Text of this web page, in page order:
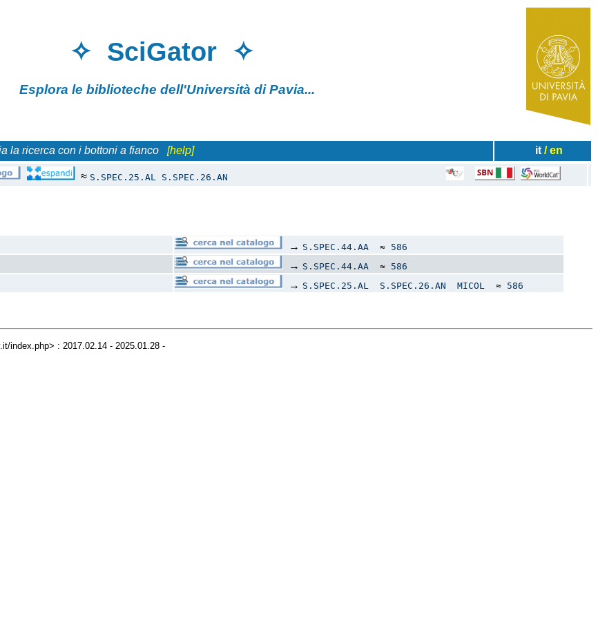
✧ SciGator ✧
Esplora le biblioteche dell'Università di Pavia...
la ricerca con i bottoni a fianco [help] it / en
≈ S.SPEC.25.AL S.SPEC.26.AN
→ S.SPEC.44.AA≈ 586
→ S.SPEC.44.AA≈ 586
→ S.SPEC.25.AL S.SPEC.26.AN MICOL≈ 586
index.php> : 2017.02.14 - 2025.01.28 -